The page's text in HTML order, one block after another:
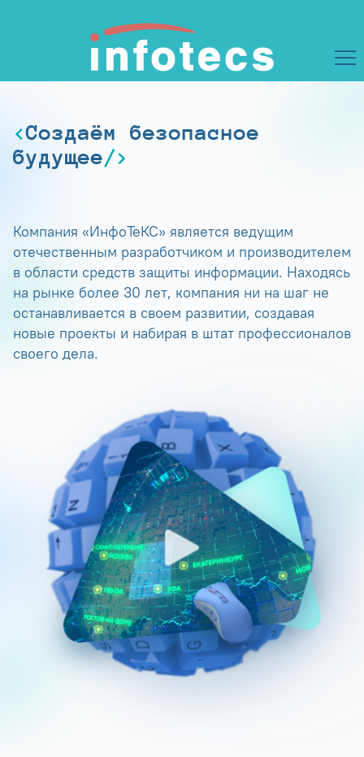
Создаём безопасное
будущее
Компания «ИнфоТеКС» является ведущим
отечественным разработчиком и производителем
в области средств защиты информации. Находясь
на рынке более 30 лет, компания ни на шаг не
останавливается в своем развитии, создавая
новые проекты и набирая в штат профессионалов
своего дела.